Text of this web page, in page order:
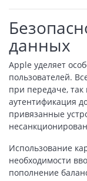
данных
Apple уделяет
пользователей.
при передаче,
аутентификация
привязанные
Использование
необходимости
пополнение